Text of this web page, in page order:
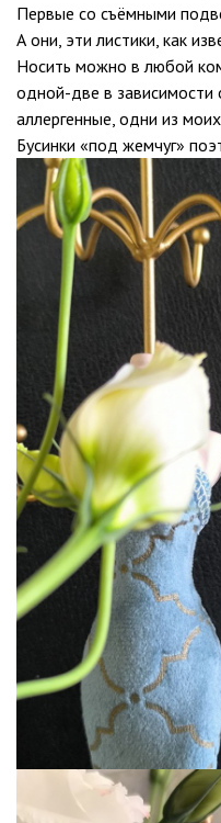
Первые со съёмными
А они, эти листики, как
Носить можно в любой
одной-две в зависимости
аллергенные, одни из
Бусинки «под жемчуг»